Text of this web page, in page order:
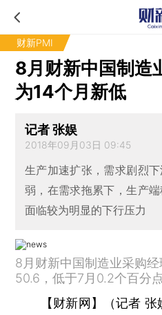
财新PMI
8月财新中国制造
为14个月新低
记者 张娱
2018年09月03日 09:45
生产加速扩张，需求剧烈
弱，在需求拖累下，生产
面临较为明显的下行压力
8月财新中国制造业采购
50.6，低于7月0.2个百分点
【财新网】（记者 张